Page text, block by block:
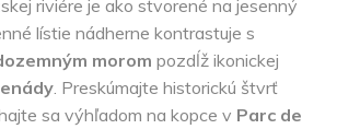
riviére je ako stvorené na jesenný
lístie nádherne kontrastuje s
morom pozdĺž ikonickej
. Preskúmajte historickú štvrť
sa výhľadom na kopce v Parc de